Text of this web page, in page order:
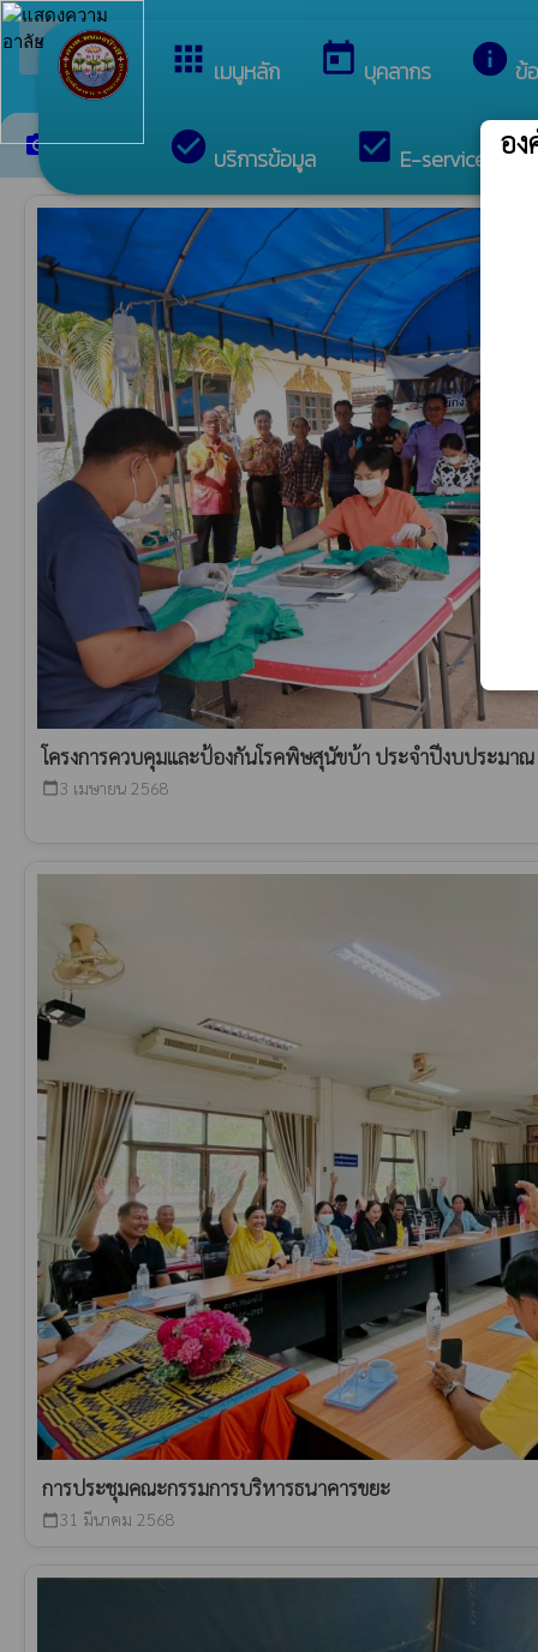
apps เมนูหลัก today บุคลากร info ข้
check_circle บริการข้อมูล check_box E-services
arrow_back_iosกลับเมนูหลัก ยินดีต้อนรับสู่เว็บไซต์ของ อง
camera_altภาพกิจกรรม
โครงการควบคุมและป้องกันโรคพิษสุนัขบ้า ประจำปีงบประมา
calendar_today 3 เมษายน 2568
การประชุมคณะกรรมการบริหารธนาคารขยะ
calendar_today31 มีนาคม 2568
อ